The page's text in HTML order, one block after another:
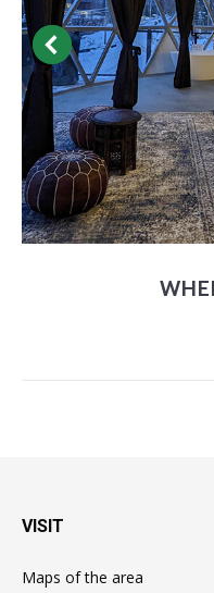
VISIT
Maps of the area